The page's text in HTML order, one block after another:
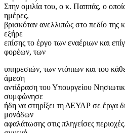
Στην ομιλία του, ο κ. Παππάς, ο
ημέρες,
βρισκόταν ανελλιπώς στο πεδίο
εξήρε
επίσης το έργο των εναέριων και
φορέων, των
υπηρεσιών, των ντόπιων και του
άμεση
αντίδραση του Υπουργείου
συμφώνησε
ήδη να στηρίξει τη ΔΕΥΑΡ σε έργα
μονάδων
αφαλάτωσης στις πληγείσες